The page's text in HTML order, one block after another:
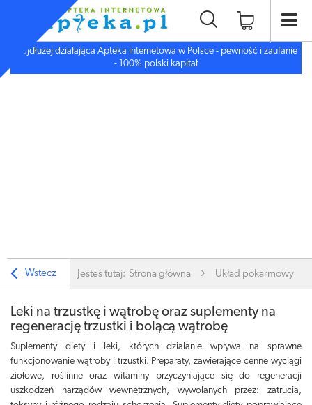
Najdłużej działająca Apteka internetowa w Polsce - pewność i zaufanie
- 100% polski kapitał
Wstecz Jesteś tutaj: Strona główna Układ pokarmowy
Leki na trzustkę i wątrobę oraz suplementy na
regenerację trzustki i bolącą wątrobę
Suplementy diety i leki, których działanie wpływa na sprawne
funkcjonowanie wątroby i trzustki. Preparaty, zawierające cenne wyciągi
ziołowe, roślinne oraz witaminy przyczyniające się do regeneracji
uszkodzeń narządów wewnętrznych, wywołanych przez: zatrucia,